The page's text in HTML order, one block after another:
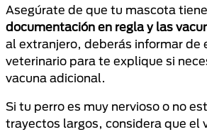
Asegúrate de que tu mascota tiene
documentación en regla y las
al extranjero, deberás informar de
veterinario para te explique si
vacuna adicional.
Si tu perro es muy nervioso o no
trayectos largos, considera que el